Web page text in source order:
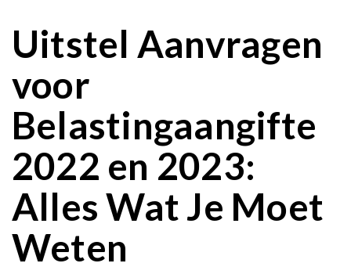
Uitstel Aanvragen
voor
Belastingaangifte
2022 en 2023:
Alles Wat Je Moet
Weten